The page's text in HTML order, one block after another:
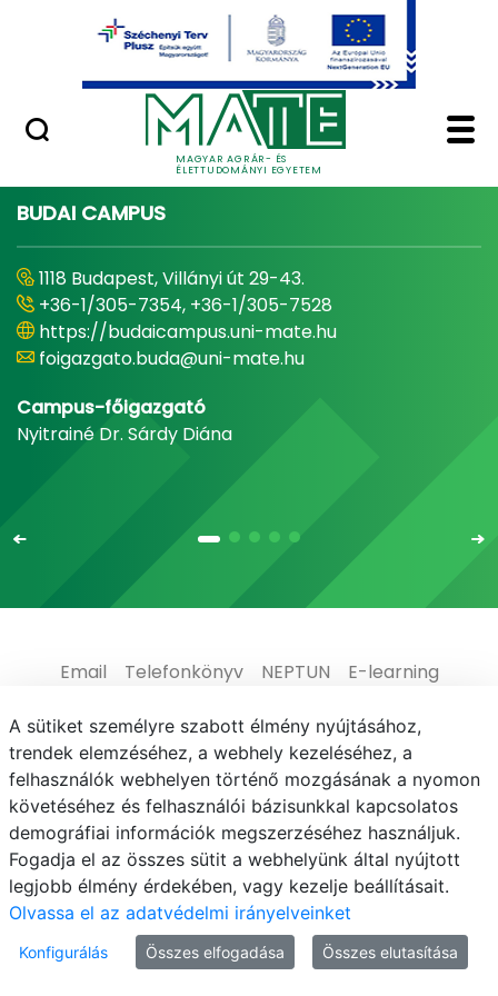
Ugrás a fő tartalomhoz
MAGYAR AGRÁR- ÉS
ÉLETTUDOMÁNYI EGYETEM
Minőségügy
Home - Magyar
BUDAI CAMPUS
1118 Budapest, Villányi út 29-43.
+36-1/305-7354, +36-1/305-7528
https://budaicampus.uni-mate.hu
foigazgato.buda@uni-mate.hu
Campus-főigazgató
Nyitrainé Dr. Sárdy Diána
Email Telefonkönyv NEPTUN
E-learning
Médiaközpont
Informatikai Igazgatóság
Adatvédelem
© MATE 2021
A sütiket személyre szabott élmény nyújtásához,
trendek elemzéséhez, a webhely kezeléséhez, a
felhasználók webhelyen történő mozgásának a nyomon
követéséhez és felhasználói bázisunkkal kapcsolatos
demográfiai információk megszerzéséhez használjuk.
Fogadja el az összes sütit a webhelyünk által nyújtott
legjobb élmény érdekében, vagy kezelje beállításait.
Olvassa el az adatvédelmi irányelveinket
Konfigurálás Összes elfogadása Összes elutasítása